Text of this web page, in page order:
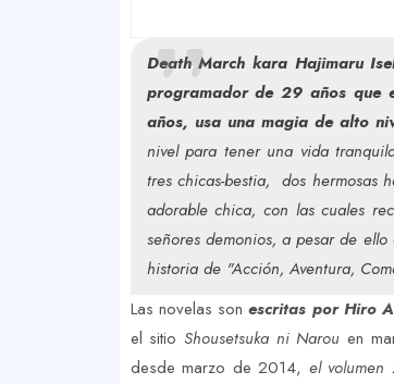
Death March kara Hajimaru
programador de 29 años que
años, usa una magia de alto
nivel para tener una vida
tres chicas-bestia, dos hermosas
adorable chica, con las cuales
señores demonios, a pesar de
historia de "Acción, Aventura,
Las novelas sonescritas por Hiro
el sitio Shousetsuka ni Narou en
desde marzo de 2014, el